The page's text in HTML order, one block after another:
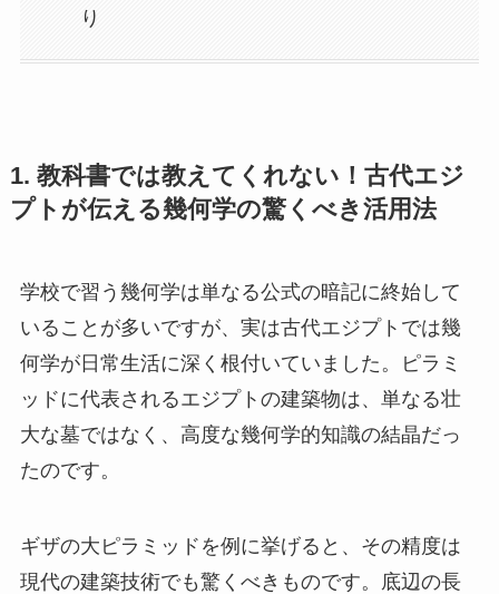
り
1. 教科書では教えてくれない！古代エジ
プトが伝える幾何学の驚くべき活用法
学校で習う幾何学は単なる公式の暗記に終始して
いることが多いですが、実は古代エジプトでは幾
何学が日常生活に深く根付いていました。ピラミ
ッドに代表されるエジプトの建築物は、単なる壮
大な墓ではなく、高度な幾何学的知識の結晶だっ
たのです。
ギザの大ピラミッドを例に挙げると、その精度は
現代の建築技術でも驚くべきものです。底辺の長